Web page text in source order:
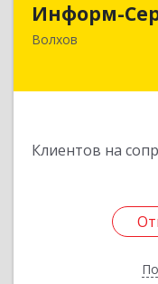
Информ-
Волхов
Клиентов на